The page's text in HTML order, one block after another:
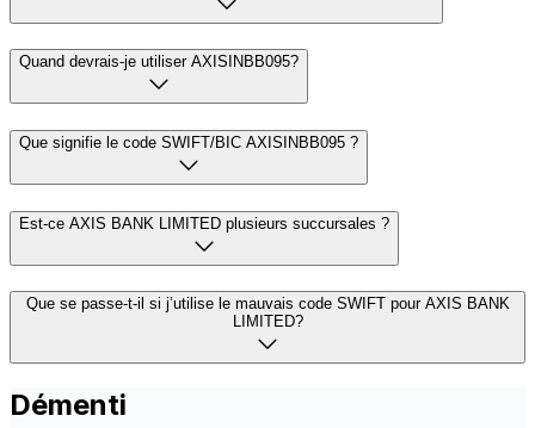
Quand devrais-je utiliser AXISINBB095?
Que signifie le code SWIFT/BIC AXISINBB095 ?
Est-ce AXIS BANK LIMITED plusieurs succursales ?
Que se passe-t-il si j’utilise le mauvais code SWIFT pour AXIS BANK
LIMITED?
Démenti